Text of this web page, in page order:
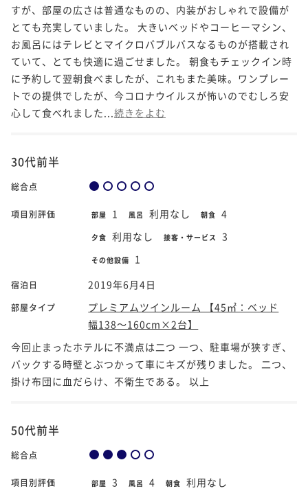
すが、部屋の広さは普通なものの、内装がおしゃれで設備が
とても充実していました。 大きいベッドやコーヒーマシン、
お風呂にはテレビとマイクロバブルバスなるものが搭載され
ていて、とても快適に過ごせました。 朝食もチェックイン時
に予約して翌朝食べましたが、これもまた美味。ワンプレー
トでの提供でしたが、今コロナウイルスが怖いのでむしろ安
心して食べれました... 続きをよむ
30代前半
総合点
項目別評価 部屋 1 風呂 利用なし 朝食 4
夕食 利用なし 接客・サービス 3
その他設備 1
宿泊日 2019年6月4日
部屋タイプ
プレミアムツインルーム 【45㎡：ベッド
幅138～160cm×2台】
今回止まったホテルに不満点は二つ 一つ、駐車場が狭すぎ、
バックする時壁とぶつかって車にキズが残りました。 二つ、
掛け布団に血だらけ、不衛生である。 以上
50代前半
総合点
項目別評価 部屋 3 風呂 4 朝食 利用なし